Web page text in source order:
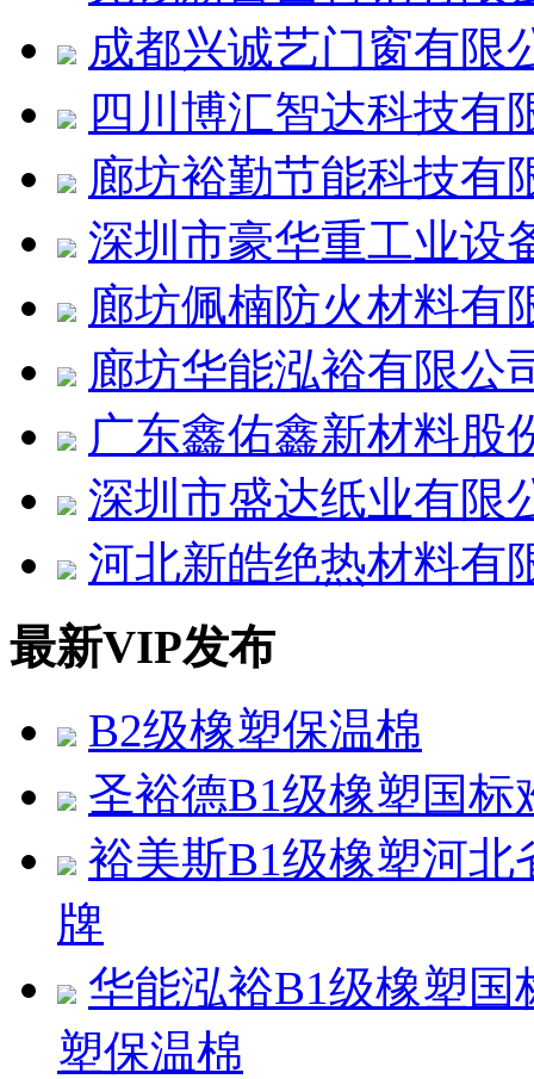
成都兴诚艺门窗有限
四川博汇智达科技有
廊坊裕勤节能科技有
深圳市豪华重工业设
廊坊佩楠防火材料有
廊坊华能泓裕有限公
广东鑫佑鑫新材料股
深圳市盛达纸业有限
河北新皓绝热材料有
最新VIP发布
B2级橡塑保温棉
圣裕德B1级橡塑国标
裕美斯B1级橡塑河
牌
华能泓裕B1级橡塑
塑保温棉